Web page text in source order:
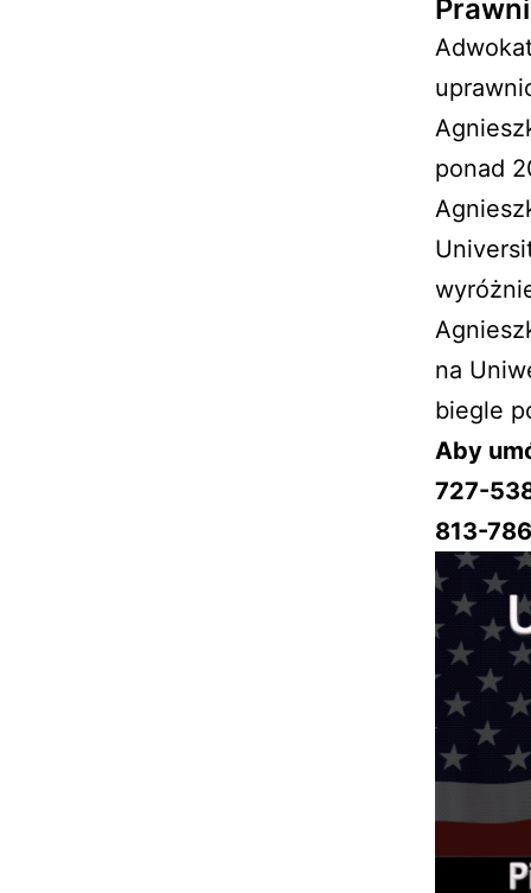
ponad
na
biegle
Aby
727-
813-